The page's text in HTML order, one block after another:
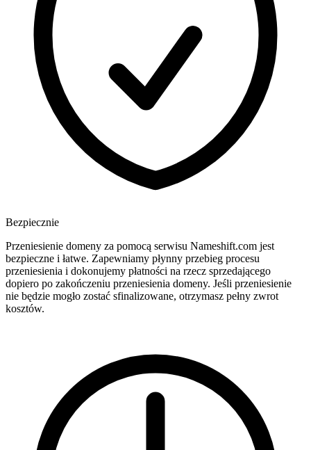
Bezpiecznie
Przeniesienie domeny za pomocą serwisu Nameshift.com jest
bezpieczne i łatwe. Zapewniamy płynny przebieg procesu
przeniesienia i dokonujemy płatności na rzecz sprzedającego
dopiero po zakończeniu przeniesienia domeny. Jeśli przeniesienie
nie będzie mogło zostać sfinalizowane, otrzymasz pełny zwrot
kosztów.